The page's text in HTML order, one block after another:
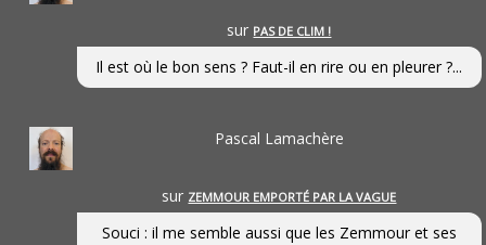
sur PAS DE CLIM !
Il est où le bon sens ? Faut-il en rire ou en pleurer ?...
Pascal Lamachère
sur ZEMMOUR EMPORTÉ PAR LA VAGUE
Souci : il me semble aussi que les Zemmour et ses